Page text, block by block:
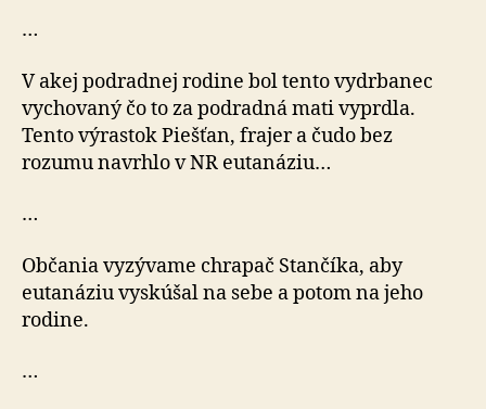
…
V akej podradnej rodine bol tento vydrbanec
vychovaný čo to za podradná mati vyprdla.
Tento výrastok Piešťan, frajer a čudo bez
rozumu navrhlo v NR eutanáziu…
…
Občania vyzývame chrapač Stančíka, aby
eutanáziu vyskúšal na sebe a potom na jeho
rodine.
…